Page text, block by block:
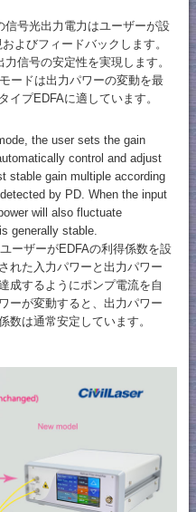
号光出力電力はユーザーが設
よびフィードバックします。
信号の安定性を実現します。
ードは出力パワーの変動を最
イプEDFAに適しています。
the user sets the gain
control and adjust
stable gain multiple according
by PD. When the input
will also fluctuate
generally stable.
ーザーがEDFAの利得係数を設
れた入力パワーと出力パワー
成するようにポンプ電流を自
ーが変動すると、出力パワー
数は通常安定しています。